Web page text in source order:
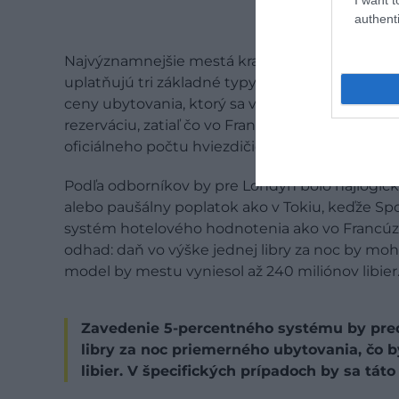
Najvýznamnejšie mestá krajín G7 – Paríž,
uplatňujú tri základné typy turistických daní.
ceny ubytovania, ktorý sa v priemere pohybuje
rezerváciu, zatiaľ čo vo Francúzsku a
oficiálneho počtu hviezdičiek.
Podľa odborníkov by pre Londýn bolo
alebo paušálny poplatok ako v Tokiu, keďže
systém hotelového hodnotenia ako vo
odhad: daň vo výške jednej libry za noc by
model by mestu vyniesol až 240 miliónov libier.
Zavedenie 5-percentného systému by
libry za noc priemerného ubytovania, čo
libier. V špecifických prípadoch by sa